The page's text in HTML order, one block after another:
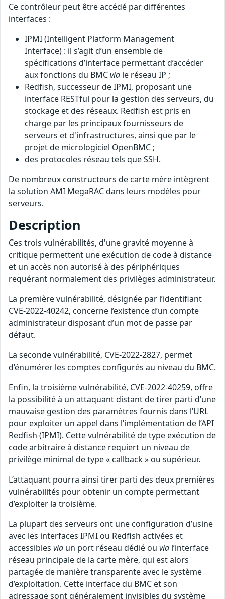
Ce contrôleur peut être accédé par différentes
interfaces :
IPMI (Intelligent Platform Management
Interface) : il s’agit d’un ensemble de
spécifications d’interface permettant d’accéder
aux fonctions du BMCvia le réseau IP ;
Redfish, successeur de IPMI, proposant une
interface RESTful pour la gestion des serveurs, du
stockage et des réseaux. Redfish est pris en
charge par les principaux fournisseurs de
serveurs et d'infrastructures, ainsi que par le
projet de micrologiciel OpenBMC ;
des protocoles réseau tels que SSH.
De nombreux constructeurs de carte mère intègrent
la solution AMI MegaRAC dans leurs modèles pour
serveurs.
Description
Ces trois vulnérabilités, d'une gravité moyenne à
critique permettent une exécution de code à distance
et un accès non autorisé à des périphériques
requérant normalement des privilèges administrateur.
La première vulnérabilité, désignée par l’identifiant
CVE-2022-40242, concerne l’existence d’un compte
administrateur disposant d’un mot de passe par
défaut.
La seconde vulnérabilité, CVE-2022-2827, permet
d’énumérer les comptes configurés au niveau du BMC.
Enfin, la troisième vulnérabilité, CVE-2022-40259, offre
la possibilité à un attaquant distant de tirer parti d’une
mauvaise gestion des paramètres fournis dans l’URL
pour exploiter un appel dans l’implémentation de l’API
Redfish (IPMI). Cette vulnérabilité de type exécution de
code arbitraire à distance requiert un niveau de
privilège minimal de type « callback » ou supérieur.
L’attaquant pourra ainsi tirer parti des deux premières
vulnérabilités pour obtenir un compte permettant
d’exploiter la troisième.
La plupart des serveurs ont une configuration d’usine
avec les interfaces IPMI ou Redfish activées et
accessibles via un port réseau dédié ou via l’interface
réseau principale de la carte mère, qui est alors
partagée de manière transparente avec le système
d’exploitation. Cette interface du BMC et son
adressage sont généralement invisibles du système